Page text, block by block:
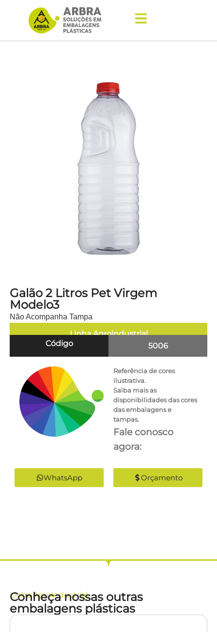
Galão 2 Litros Pet Virgem
Modelo3
Não Acompanha Tampa
Linha Agroindustrial
Código
5006
Referência de cores
ilustrativa.
Saiba mais as
disponibilidades das cores
das embalagens e
tampas.
Fale conosco
agora:
WhatsApp Orçamento
LinhaAgroindustrial
Conheça nossas outras
embalagens plásticas